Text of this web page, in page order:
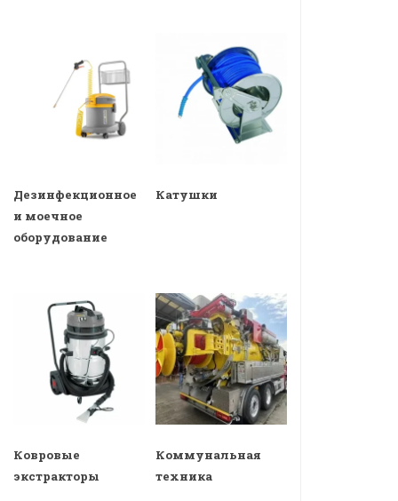
Дезинфекционное
и моечное
оборудование
Катушки
Ковровые
экстракторы
Коммунальная
техника